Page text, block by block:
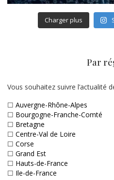
Charger plus
Par
Vous souhaitez suivre l’actualité
☐ Auvergne-Rhône-Alpes
☐ Bourgogne-Franche-Comté
☐ Bretagne
☐ Centre-Val de Loire
☐ Corse
☐ Grand Est
☐ Hauts-de-France
☐ Ile-de-France